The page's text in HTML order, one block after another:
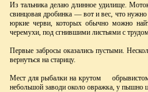
Из тальника делаю длинное удилище.
свинцовая дробинка — вот и вес, что
юркие черви, которых обычно можно
черемухи, под сгнившими листьями с
Первые забросы оказались пустыми.
вернуться на старицу.
Мест для рыбалки на крутом обрывистом
небольшой заводи около овражка, у пышно